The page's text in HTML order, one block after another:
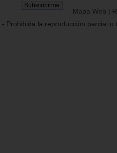
Mapa Web |
- Prohibida la reproducción parcial o